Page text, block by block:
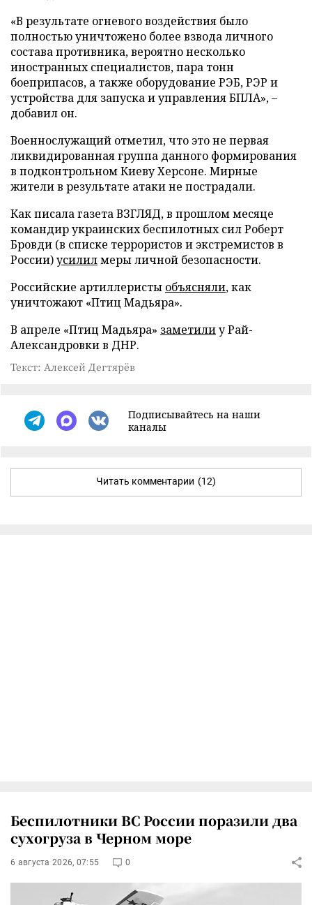
«В результате огневого воздействия было
полностью уничтожено более взвода личного
состава противника, вероятно несколько
иностранных специалистов, пара тонн
боеприпасов, а также оборудование РЭБ, РЭР и
устройства для запуска и управления БПЛА», –
добавил он.
Военнослужащий отметил, что это не первая
ликвидированная группа данного формирования
в подконтрольном Киеву Херсоне. Мирные
жители в результате атаки не пострадали.
Как писала газета ВЗГЛЯД, в прошлом месяце
командир украинских беспилотных сил Роберт
Бровди (в списке террористов и экстремистов в
России)усилилмеры личной безопасности.
Российские артиллеристы объясняли, как
уничтожают «Птиц Мадьяра».
В апреле «Птиц Мадьяра» заметилиу Рай-
Александровки в ДНР.
Текст: Алексей Дегтярёв
Подписывайтесь на наши
каналы
Читать комментарии (12)
Беспилотники ВС России поразили два
сухогруза в Черном море
6 августа 2026, 07:55 0